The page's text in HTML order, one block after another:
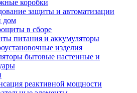
коробки
защиты и автоматизации
дом
в сборе
питания и аккумуляторы
изделия
бытовые настенные и
реактивной мощности